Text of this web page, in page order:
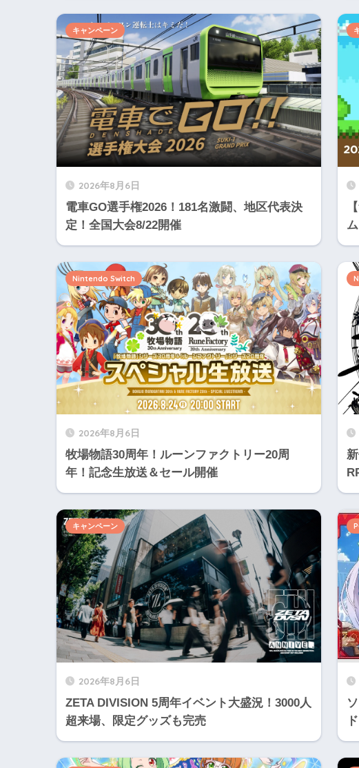
2026年8月6日
電車GO選手権2026！181名激闘、地区代表決
定！全国大会8/22開催
キャンペーン
2026年8月6日
牧場物語30周年！ルーンファクトリー20周
年！記念生放送＆セール開催
Nintendo Switch
2026年8月6日
ZETA DIVISION 5周年イベント大盛況！3000人
超来場、限定グッズも完売
キャンペーン